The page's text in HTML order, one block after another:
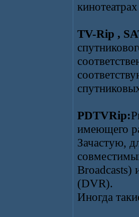
TV-Rip ,
PDTVRip:
имеющего
Зачастую,
Broadcasts)
(DVR).
Иногда